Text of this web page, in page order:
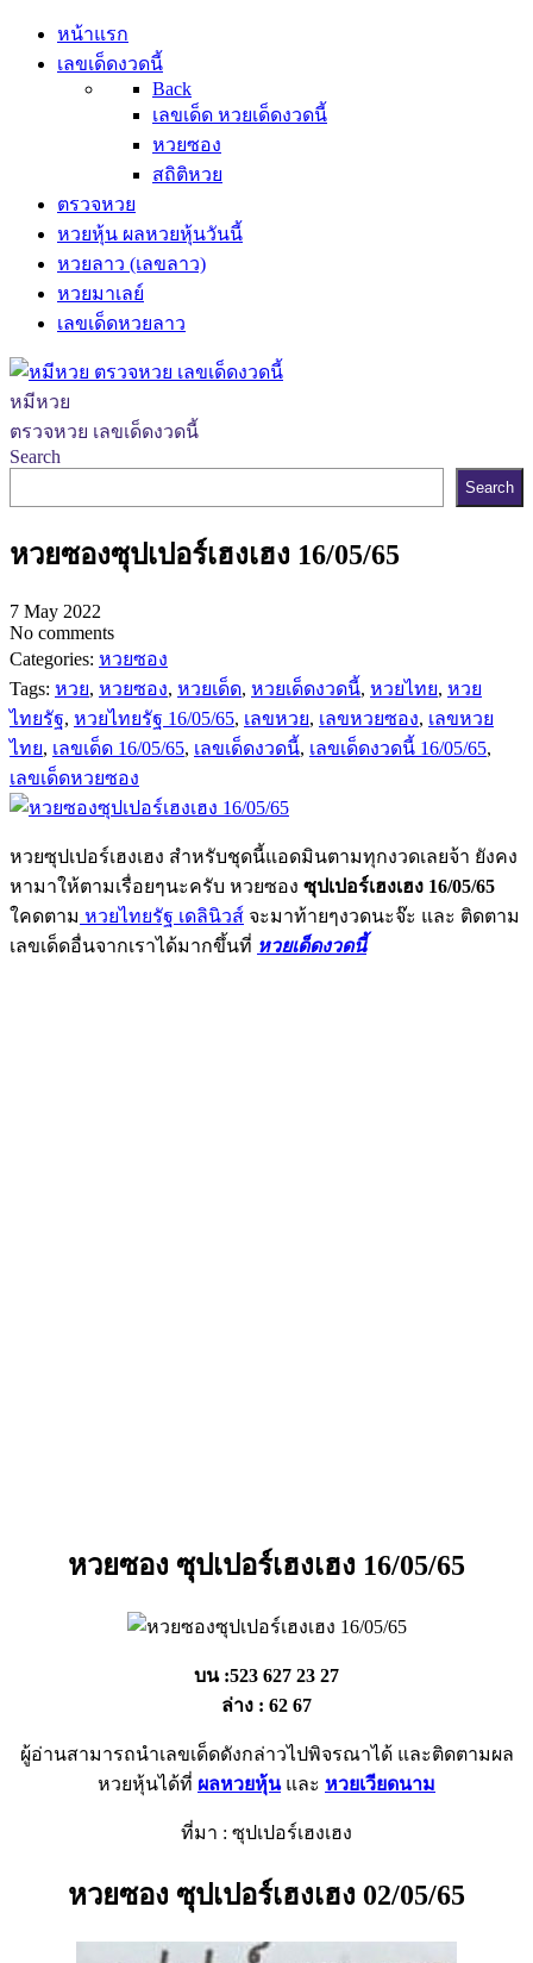
หน้าแรก
เลขเด็ดงวดนี้
Back
เลขเด็ด หวยเด็ดงวดนี้
หวยซอง
สถิติหวย
ตรวจหวย
หวยหุ้น ผลหวยหุ้นวันนี้
หวยลาว (เลขลาว)
หวยมาเลย์
เลขเด็ดหวยลาว
หมีหวย
ตรวจหวย เลขเด็ดงวดนี้
Search
Search
หวยซองซุปเปอร์เฮงเฮง 16/05/65
7 May 2022
No comments
Categories: หวยซอง
Tags: หวย, หวยซอง, หวยเด็ด, หวยเด็ดงวดนี้, หวยไทย, หวย
ไทยรัฐ, หวยไทยรัฐ 16/05/65, เลขหวย, เลขหวยซอง, เลขหวย
ไทย, เลขเด็ด 16/05/65, เลขเด็ดงวดนี้, เลขเด็ดงวดนี้ 16/05/65,
เลขเด็ดหวยซอง
หวยซุปเปอร์เฮงเฮง สำหรับชุดนี้แอดมินตามทุกงวดเลยจ้า ยังคง
หามาให้ตามเรื่อยๆนะครับ หวยซอง ซุปเปอร์เฮงเฮง 16/05/65
ใคดตาม หวยไทยรัฐ เดลินิวส์ จะมาท้ายๆงวดนะจ๊ะ และ ติดตาม
เลขเด็ดอื่นจากเราได้มากขึ้นที่ หวยเด็ดงวดนี้
หวยซอง ซุปเปอร์เฮงเฮง 16/05/65
บน :523 627 23 27
ล่าง : 62 67
ผู้อ่านสามารถนำเลขเด็ดดังกล่าวไปพิจรณาได้ และติดตามผล
หวยหุ้นได้ที่ ผลหวยหุ้นและ หวยเวียดนาม
ที่มา : ซุปเปอร์เฮงเฮง
หวยซอง ซุปเปอร์เฮงเฮง 02/05/65